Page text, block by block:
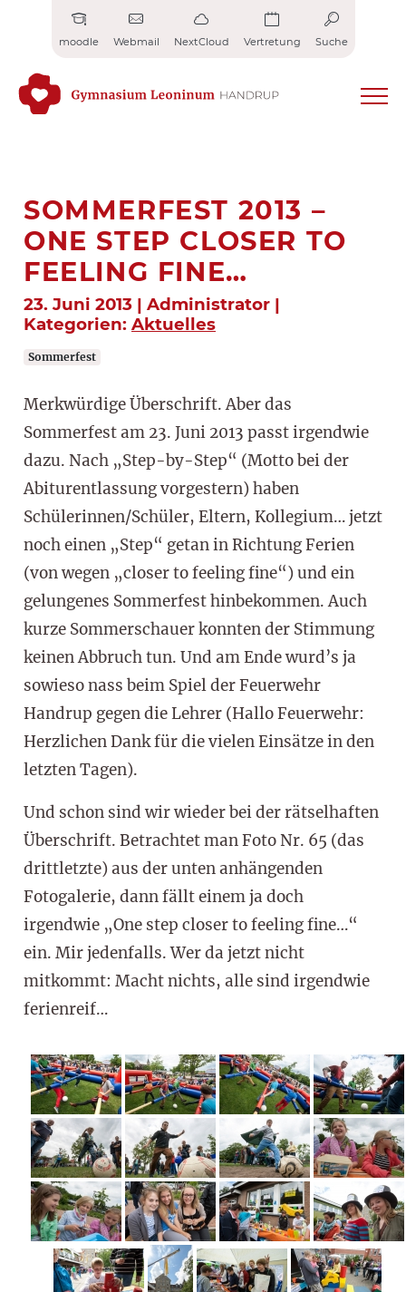
moodle Webmail NextCloud Vertretung Suche
SOMMERFEST 2013 –
ONE STEP CLOSER TO
FEELING FINE…
23. Juni 2013 | Administrator |
Kategorien: Aktuelles
Sommerfest
Merkwürdige Überschrift. Aber das
Sommerfest am 23. Juni 2013 passt irgendwie
dazu. Nach „Step-by-Step“ (Motto bei der
Abiturentlassung vorgestern) haben
Schülerinnen/Schüler, Eltern, Kollegium… jetzt
noch einen „Step“ getan in Richtung Ferien
(von wegen „closer to feeling fine“) und ein
gelungenes Sommerfest hinbekommen. Auch
kurze Sommerschauer konnten der Stimmung
keinen Abbruch tun. Und am Ende wurd’s ja
sowieso nass beim Spiel der Feuerwehr
Handrup gegen die Lehrer (Hallo Feuerwehr:
Herzlichen Dank für die vielen Einsätze in den
letzten Tagen).
Und schon sind wir wieder bei der rätselhaften
Überschrift. Betrachtet man Foto Nr. 65 (das
drittletzte) aus der unten anhängenden
Fotogalerie, dann fällt einem ja doch
irgendwie „One step closer to feeling fine…“
ein. Mir jedenfalls. Wer da jetzt nicht
mitkommt: Macht nichts, alle sind irgendwie
ferienreif…